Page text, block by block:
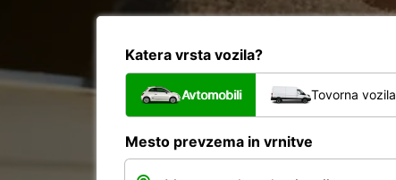
Katera vrsta vozila?
Avtomobili Tovorna vozila
Mesto prevzema in vrnitve